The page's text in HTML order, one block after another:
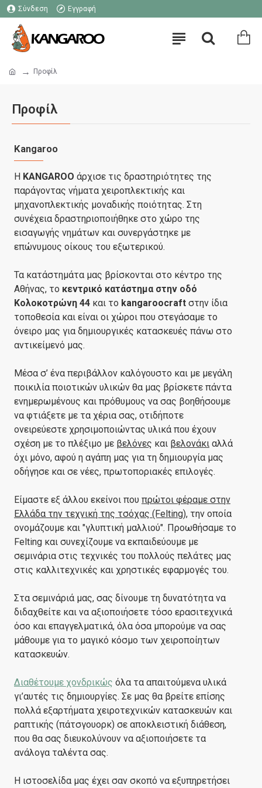
Σύνδεση Εγγραφή
Προφίλ
Προφίλ
Kangaroo
Η KANGAROO άρχισε τις δραστηριότητες της
παράγοντας νήματα χειροπλεκτικής και
μηχανοπλεκτικής μοναδικής ποιότητας. Στη
συνέχεια δραστηριοποιήθηκε στο χώρο της
εισαγωγής νημάτων και συνεργάστηκε με
επώνυμους οίκους του εξωτερικού.
Τα κατάστημάτα μας βρίσκονται στο κέντρο της
Αθήνας, το κεντρικό κατάστημα στην οδό
Κολοκοτρώνη 44 και το kangaroocraft στην ίδια
τοποθεσία και είναι οι χώροι που στεγάσαμε το
όνειρο μας για δημιουργικές κατασκευές πάνω στο
αντικείμενό μας.
Μέσα σ’ ένα περιβάλλον καλόγουστο και με μεγάλη
ποικιλία ποιοτικών υλικών θα μας βρίσκετε πάντα
ενημερωμένους και πρόθυμους να σας βοηθήσουμε
να φτιάξετε με τα χέρια σας, οτιδήποτε
ονειρεύεστε χρησιμοποιώντας υλικά που έχουν
σχέση με το πλέξιμο με βελόνες και βελονάκι αλλά
όχι μόνο, αφού η αγάπη μας για τη δημιουργία μας
οδήγησε και σε νέες, πρωτοποριακές επιλογές.
Είμαστε εξ άλλου εκείνοι που πρώτοι φέραμε στην
Ελλάδα την τεχνική της τσόχας (Felting), την οποία
ονομάζουμε και "γλυπτική μαλλιού". Προωθήσαμε το
Felting και συνεχίζουμε να εκπαιδεύουμε με
σεμινάρια στις τεχνικές του πολλούς πελάτες μας
στις καλλιτεχνικές και χρηστικές εφαρμογές του.
Στα σεμινάριά μας, σας δίνουμε τη δυνατότητα να
διδαχθείτε και να αξιοποιήσετε τόσο ερασιτεχνικά
όσο και επαγγελματικά, όλα όσα μπορούμε να σας
μάθουμε για το μαγικό κόσμο των χειροποίητων
κατασκευών.
Διαθέτουμε χονδρικώς όλα τα απαιτούμενα υλικά
γι’αυτές τις δημιουργίες. Σε μας θα βρείτε επίσης
πολλά εξαρτήματα χειροτεχνικών κατασκευών και
ραπτικής (πάτσγουορκ) σε αποκλειστική διάθεση,
που θα σας διευκολύνουν να αξιοποιήσετε τα
ανάλογα ταλέντα σας.
Η ιστοσελίδα μας έχει σαν σκοπό να εξυπηρετήσει